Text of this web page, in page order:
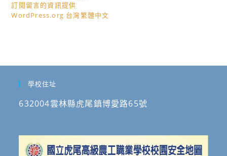
訂閱留言的資訊提供
WordPress.org 台灣繁體中文
學校住址
632004雲林縣虎尾鎮博愛路65號